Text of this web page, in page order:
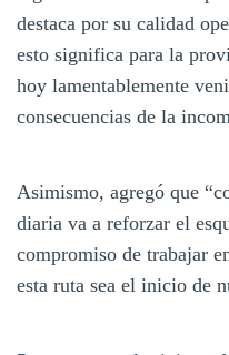
destaca por su calidad
esto significa para la
hoy lamentablemente
consecuencias de la
Asimismo, agregó que
diaria va a reforzar el
compromiso de trabajar
esta ruta sea el inicio de